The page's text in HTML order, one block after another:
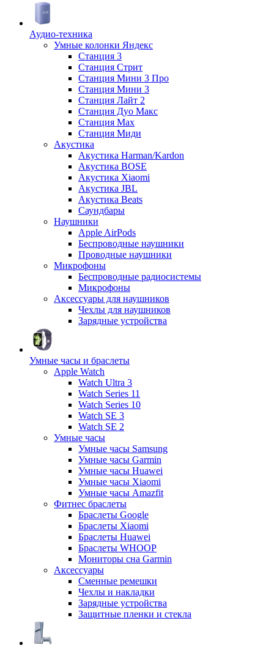
Аудио-техника
Умные колонки Яндекс
Станция 3
Станция Стрит
Станция Мини 3 Про
Станция Мини 3
Станция Лайт 2
Станция Дуо Макс
Станция Max
Станция Миди
Акустика
Акустика Harman/Kardon
Акустика BOSE
Акустика Xiaomi
Акустика JBL
Акустика Beats
Саундбары
Наушники
Apple AirPods
Беспроводные наушники
Проводные наушники
Микрофоны
Беспроводные радиосистемы
Микрофоны
Аксессуары для наушников
Чехлы для наушников
Зарядные устройства
Умные часы и браслеты
Apple Watch
Watch Ultra 3
Watch Series 11
Watch Series 10
Watch SE 3
Watch SE 2
Умные часы
Умные часы Samsung
Умные часы Garmin
Умные часы Huawei
Умные часы Xiaomi
Умные часы Amazfit
Фитнес браслеты
Браслеты Google
Браслеты Xiaomi
Браслеты Huawei
Браслеты WHOOP
Мониторы сна Garmin
Аксессуары
Сменные ремешки
Чехлы и накладки
Зарядные устройства
Защитные пленки и стекла